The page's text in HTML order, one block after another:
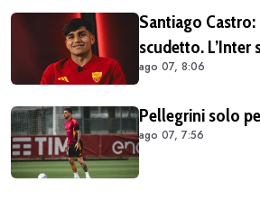
Santiago
scudetto. L’Inter
ago 07, 8:06
Pellegrini solo
ago 07, 7:56